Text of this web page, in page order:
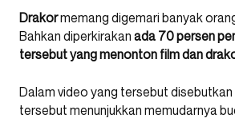
Drakormemang digemari banyak
Bahkan diperkirakan ada 70 persen
tersebut yang menonton film dan
Dalam video yang tersebut
tersebut menunjukkan memudarnya